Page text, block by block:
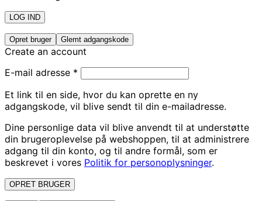
LOG IND
Opret bruger Glemt adgangskode
Create an account
E-mail adresse *
Et link til en side, hvor du kan oprette en ny
adgangskode, vil blive sendt til din e-mailadresse.
Dine personlige data vil blive anvendt til at understøtte
din brugeroplevelse på webshoppen, til at administrere
adgang til din konto, og til andre formål, som er
beskrevet i vores Politik for personoplysninger.
OPRET BRUGER